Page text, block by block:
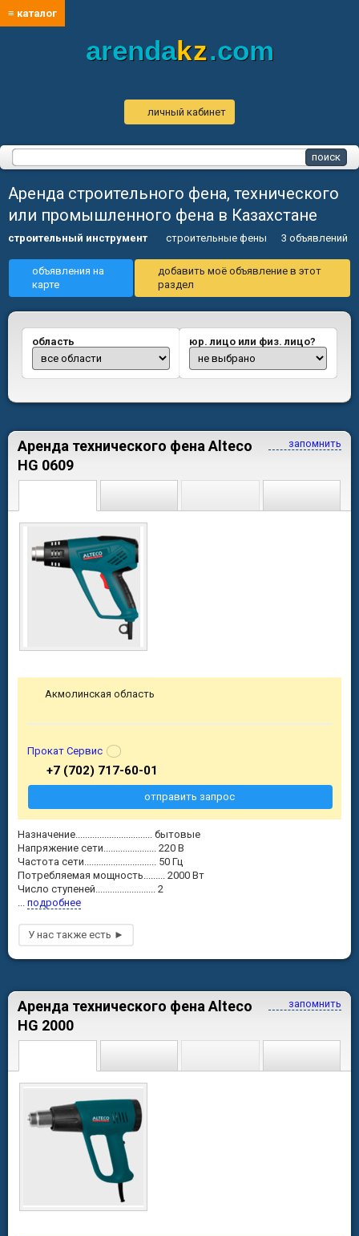
≡ каталог
arendakz.com
личный кабинет
Аренда строительного фена, технического
или промышленного фена в Казахстане
строительный инструмент строительные фены 3 объявлений
объявления на
карте
добавить моё объявление в этот
раздел
область юр. лицо или физ. лицо?
запомнить
Аренда технического фена Alteco
HG 0609
Назначение................................ бытовые
Напряжение сети...................... 220 В
Частота сети.............................. 50 Гц
Потребляемая мощность......... 2000 Вт
Число ступеней......................... 2
... подробнее
Акмолинская область
Прокат Сервис
+7 (702) 717-60-01
отправить запрос
запомнить
Аренда технического фена Alteco
HG 2000